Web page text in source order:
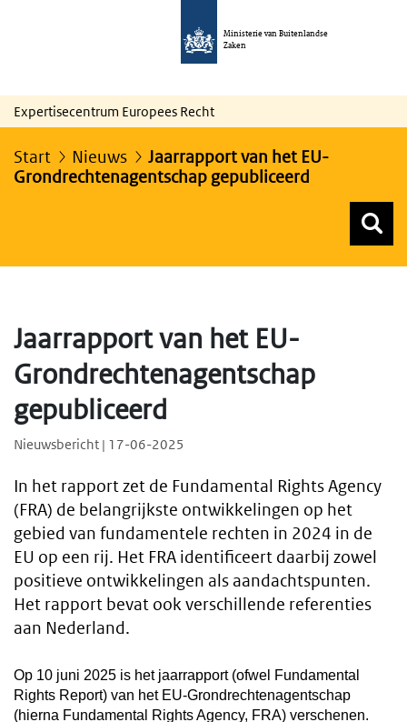
Ministerie van Buitenlandse
Zaken
Expertisecentrum Europees Recht
Start Nieuws
Jaarrapport van het EU-
Grondrechtenagentschap gepubliceerd
Jaarrapport van het EU-
Grondrechtenagentschap
gepubliceerd
Nieuwsbericht | 17-06-2025
In het rapport zet de Fundamental Rights Agency
(FRA) de belangrijkste ontwikkelingen op het
gebied van fundamentele rechten in 2024 in de
EU op een rij. Het FRA identificeert daarbij zowel
positieve ontwikkelingen als aandachtspunten.
Het rapport bevat ook verschillende referenties
aan Nederland.
Op 10 juni 2025 is het jaarrapport (ofwel Fundamental
Rights Report) van het EU-Grondrechtenagentschap
(hierna Fundamental Rights Agency, FRA) verschenen.